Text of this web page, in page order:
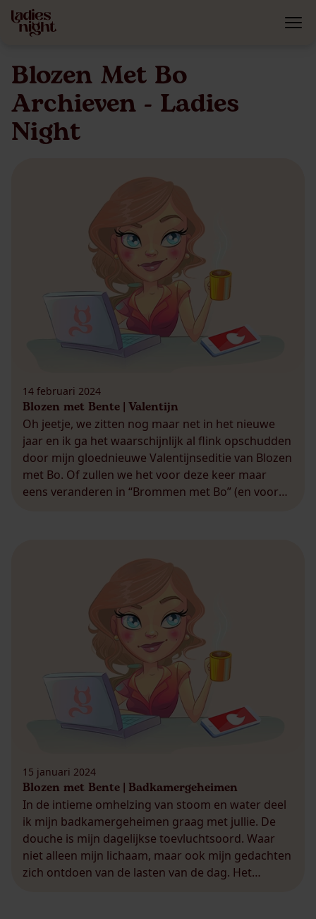
Blozen Met Bo
Archieven - Ladies
Night
14 februari 2024
Blozen met Bente | Valentijn
Oh jeetje, we zitten nog maar net in het nieuwe
jaar en ik ga het waarschijnlijk al flink opschudden
door mijn gloednieuwe Valentijnseditie van Blozen
met Bo. Of zullen we het voor deze keer maar
eens veranderen in “Brommen met Bo” (en voor
15 januari 2024
Blozen met Bente | Badkamergeheimen
In de intieme omhelzing van stoom en water deel
ik mijn badkamergeheimen graag met jullie. De
douche is mijn dagelijkse toevluchtsoord. Waar
niet alleen mijn lichaam, maar ook mijn gedachten
zich ontdoen van de lasten van de dag. Het